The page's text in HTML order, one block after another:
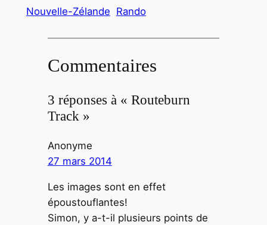
Nouvelle-Zélande Rando
Commentaires
3 réponses à « Routeburn
Track »
Anonyme
27 mars 2014
Les images sont en effet
époustouflantes!
Simon, y a-t-il plusieurs points de